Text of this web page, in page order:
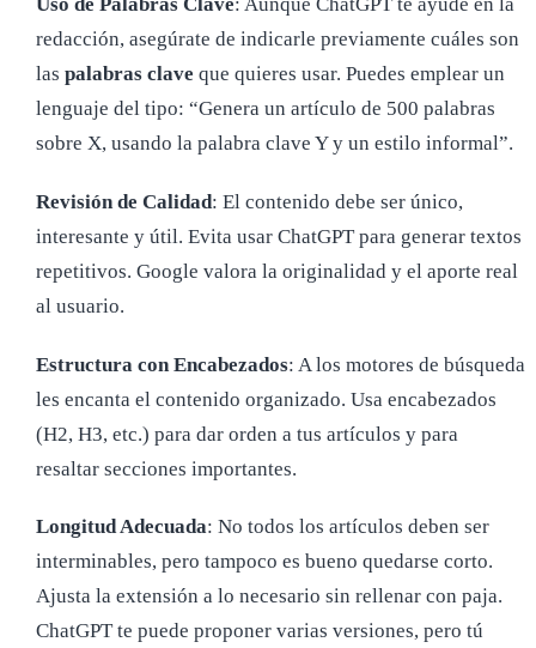
Uso de Palabras Clave: Aunque ChatGPT te ayude en la
redacción, asegúrate de indicarle previamente cuáles son
laspalabras clave que quieres usar. Puedes emplear un
lenguaje del tipo: “Genera un artículo de 500 palabras
sobre X, usando la palabra clave Y y un estilo informal”.
Revisión de Calidad: El contenido debe ser único,
interesante y útil. Evita usar ChatGPT para generar textos
repetitivos. Google valora la originalidad y el aporte real
al usuario.
Estructura con Encabezados: A los motores de búsqueda
les encanta el contenido organizado. Usa encabezados
(H2, H3, etc.) para dar orden a tus artículos y para
resaltar secciones importantes.
Longitud Adecuada: No todos los artículos deben ser
interminables, pero tampoco es bueno quedarse corto.
Ajusta la extensión a lo necesario sin rellenar con paja.
ChatGPT te puede proponer varias versiones, pero tú